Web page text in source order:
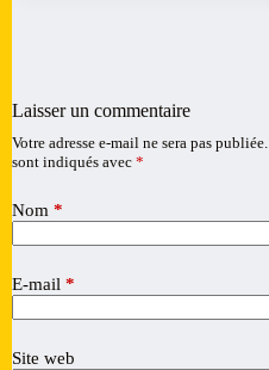
Laisser un commentaire
Votre adresse e-mail ne sera pas publiée.
sont indiqués avec *
Nom *
E-mail *
Site web
A
l
e
n
t
i
e